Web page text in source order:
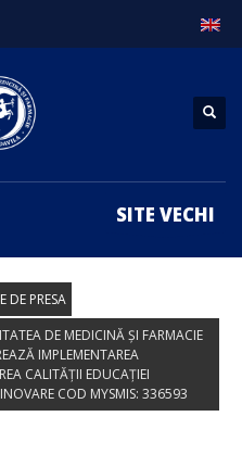
SITE VECHI
DE PRESA
DE MEDICINĂ ȘI FARMACIE
IMPLEMENTAREA
CALITĂȚII EDUCAȚIEI
COD MYSMIS: 336593